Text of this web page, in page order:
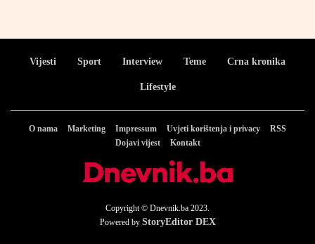
Vijesti Sport Interview Teme Crna kronika
Lifestyle
O nama Marketing Impressum Uvjeti korištenja i privacy
RSS
Dojavi vijest
Kontakt
Copyright © Dnevnik.ba 2023.
Powered by StoryEditor DEX